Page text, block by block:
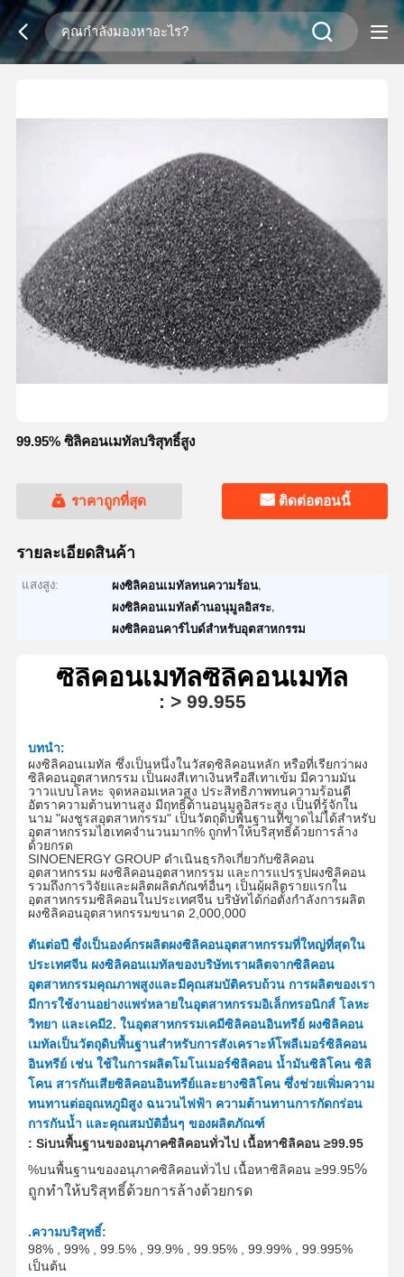
99.95% ซิลิคอนเมทัลบริสุทธิ์สูง
ราคาถูกที่สุด ติดต่อตอนนี้
รายละเอียดสินค้า
แสงสูง: ผงซิลิคอนเมทัลทนความร้อน
ผงซิลิคอนเมทัลต้านอนุมูลอิสระ
ผงซิลิคอนคาร์ไบด์สำหรับอุตสาหกรรม
ซิลิคอนเมทัลซิลิคอนเมทัล
: > 99.955
บทนำ:
ผงซิลิคอนเมทัล ซึ่งเป็นหนึ่งในวัสดุซิลิคอนหลัก หรือที่เรียกว่าผง
ซิลิคอนอุตสาหกรรม เป็นผงสีเทาเงินหรือสีเทาเข้ม มีความมัน
วาวแบบโลหะ จุดหลอมเหลวสูง ประสิทธิภาพทนความร้อนดี
อัตราความต้านทานสูง มีฤทธิ์ต้านอนุมูลอิสระสูง เป็นที่รู้จักใน
นาม "ผงชูรสอุตสาหกรรม" เป็นวัตถุดิบพื้นฐานที่ขาดไม่ได้สำหรับ
อุตสาหกรรมไฮเทคจำนวนมาก% ถูกทำให้บริสุทธิ์ด้วยการล้าง
ด้วยกรด
SINOENERGY GROUP ดำเนินธุรกิจเกี่ยวกับซิลิคอน
อุตสาหกรรม ผงซิลิคอนอุตสาหกรรม และการแปรรูปผงซิลิคอน
รวมถึงการวิจัยและผลิตผลิตภัณฑ์อื่นๆ เป็นผู้ผลิตรายแรกใน
อุตสาหกรรมซิลิคอนในประเทศจีน บริษัทได้ก่อตั้งกำลังการผลิต
ผงซิลิคอนอุตสาหกรรมขนาด 2 ,000, 000
ตันต่อปี ซึ่งเป็นองค์กรผลิตผงซิลิคอนอุตสาหกรรมที่ใหญ่ที่สุดใน
ประเทศจีน ผงซิลิคอนเมทัลของบริษัทเราผลิตจากซิลิคอน
อุตสาหกรรมคุณภาพสูงและมีคุณสมบัติครบถ้วน การผลิตของเรา
มีการใช้งานอย่างแพร่หลายในอุตสาหกรรมอิเล็กทรอนิกส์ โลหะ
วิทยา และเคมี2. ในอุตสาหกรรมเคมีซิลิคอนอินทรีย์ ผงซิลิคอน
เมทัลเป็นวัตถุดิบพื้นฐานสำหรับการสังเคราะห์โพลีเมอร์ซิลิคอน
อินทรีย์ เช่น ใช้ในการผลิตโมโนเมอร์ซิลิคอน น้ำมันซิลิโคน ซิลิ
โคน สารกันเสียซิลิคอนอินทรีย์และยางซิลิโคน ซึ่งช่วยเพิ่มความ
ทนทานต่ออุณหภูมิสูง ฉนวนไฟฟ้า ความต้านทานการกัดกร่อน
การกันน้ำ และคุณสมบัติอื่นๆ ของผลิตภัณฑ์
: Siบนพื้นฐานของอนุภาคซิลิคอนทั่วไป เนื้อหาซิลิคอน ≥99.95
%บนพื้นฐานของอนุภาคซิลิคอนทั่วไป เนื้อหาซิลิคอน ≥99.95%
ถูกทำให้บริสุทธิ์ด้วยการล้างด้วยกรด
.ความบริสุทธิ์:
98% , 99% , 99.5% , 99.9% , 99.95% , 99.99% , 99.995%
เป็นต้น